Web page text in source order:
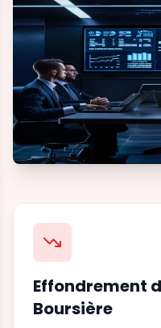
Effondrement
Boursière